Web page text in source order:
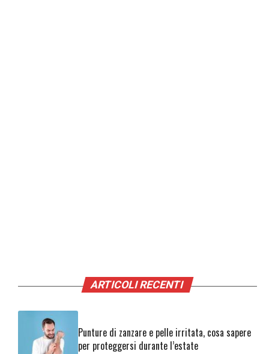
ARTICOLI RECENTI
Punture di zanzare e pelle irritata, cosa sapere
per proteggersi durante l’estate